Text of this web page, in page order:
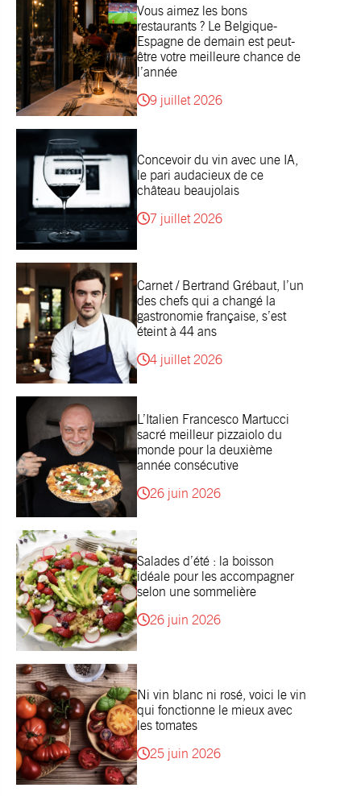
Vous aimez les bons
restaurants ? Le Belgique-
Espagne de demain est peut-
être votre meilleure chance de
l’année
9 juillet 2026
Concevoir du vin avec une IA,
le pari audacieux de ce
château beaujolais
7 juillet 2026
Carnet / Bertrand Grébaut, l’un
des chefs qui a changé la
gastronomie française, s’est
éteint à 44 ans
4 juillet 2026
L’Italien Francesco Martucci
sacré meilleur pizzaiolo du
monde pour la deuxième
année consécutive
26 juin 2026
Salades d’été : la boisson
idéale pour les accompagner
selon une sommelière
26 juin 2026
Ni vin blanc ni rosé, voici le vin
qui fonctionne le mieux avec
les tomates
25 juin 2026